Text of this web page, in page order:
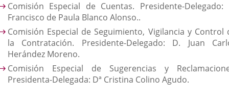
Comisión Especial de Cuentas. Presidente-Delegado:
Francisco de Paula Blanco Alonso..
Comisión Especial de Seguimiento, Vigilancia y Control
la Contratación. Presidente-Delegado: D. Juan
Herández Moreno.
Comisión Especial de Sugerencias y
Presidenta-Delegada: Dª Cristina Colino Agudo.